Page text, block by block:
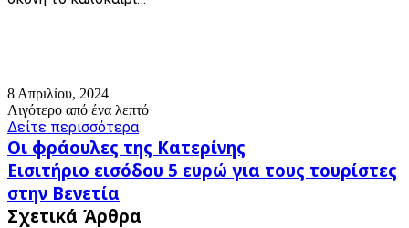
8 Απριλίου, 2024
Λιγότερο από ένα λεπτό
Δείτε περισσότερα
Οι
φράουλες
της
Κατερίνης
Οι φράουλες της Κατερίνης
Εισιτήριο
εισόδου
5
ευρώ
Εισιτήριο εισόδου 5 ευρώ για τους τουρίστες
στην Βενετία
Σχετικά Άρθρα